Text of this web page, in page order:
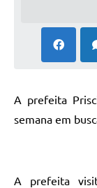
A prefeita
semana em
A prefeita